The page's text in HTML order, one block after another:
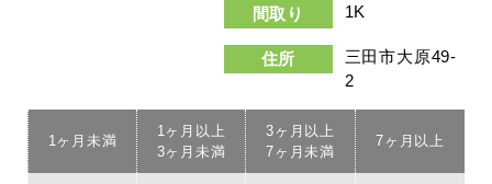
間取り 1K
住所
三田市大原49-
2
1ヶ月未満
1ヶ月以上
3ヶ月未満
3ヶ月以上
7ヶ月未満
7ヶ月以上